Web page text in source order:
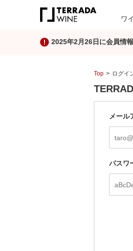
ワ
2025年2月26日に会員情
Top ログイ
メール
パスワ